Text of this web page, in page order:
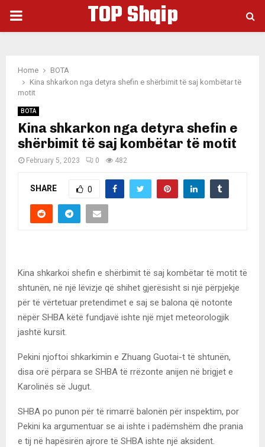
PRIMARY
TOP Shqip
Home
BOTA
Kina shkarkon nga detyra shefin e shërbimit të saj kombëtar të
motit
BOTA
Kina shkarkon nga detyra shefin e
shërbimit të saj kombëtar të motit
February 5, 2023 0 482
SHARE 0
Kina shkarkoi shefin e shërbimit të saj kombëtar të motit të
shtunën, në një lëvizje që shihet gjerësisht si një përpjekje
për të vërtetuar pretendimet e saj se balona që notonte
nëpër SHBA këtë fundjavë ishte një mjet meteorologjik
jashtë kursit.
Pekini njoftoi shkarkimin e Zhuang Guotai-t të shtunën,
disa orë përpara se SHBA të rrëzonte anijen në brigjet e
Karolinës së Jugut.
SHBA po punon për të rimarrë balonën për inspektim, por
Pekini ka argumentuar se ai ishte i padëmshëm dhe prania
e tij në hapësirën ajrore të SHBA ishte një aksident.